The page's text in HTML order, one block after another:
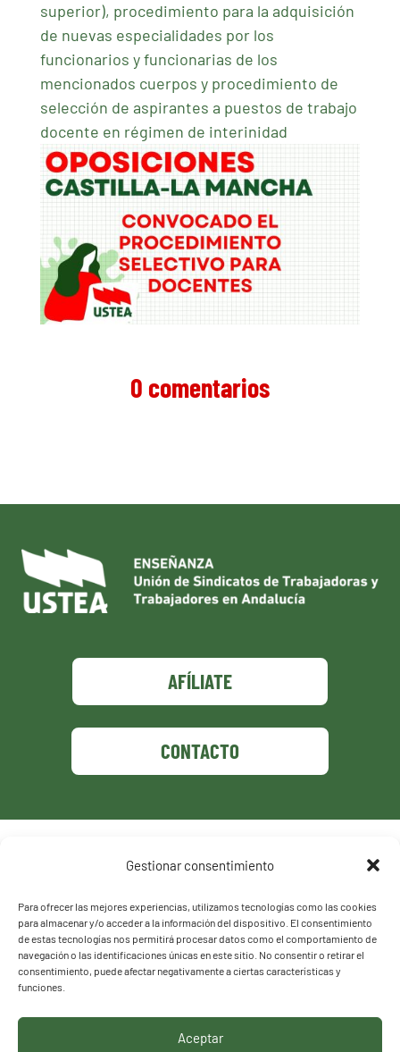
Gestionar consentimiento
Para ofrecer las mejores experiencias, utilizamos tecnologías como las cookies
para almacenar y/o acceder a la información del dispositivo. El consentimiento
de estas tecnologías nos permitirá procesar datos como el comportamiento de
navegación o las identificaciones únicas en este sitio. No consentir o retirar el
consentimiento, puede afectar negativamente a ciertas características y
funciones.
Aceptar
superior), procedimiento para la adquisición
de nuevas especialidades por los
funcionarios y funcionarias de los
mencionados cuerpos y procedimiento de
selección de aspirantes a puestos de trabajo
docente en régimen de interinidad
0 comentarios
AFÍLIATE
CONTACTO
Política de privacidad